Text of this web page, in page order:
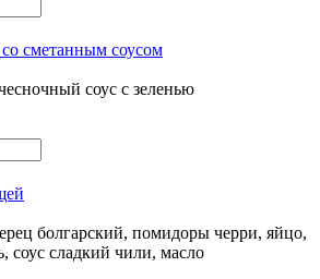
сметанным соусом
соус с зеленью
болгарский, помидоры черри, яйцо,
соус сладкий чили, масло